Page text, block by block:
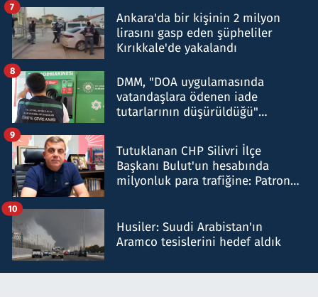
Ankara'da bir kişinin 2 milyon
lirasını gasp eden şüpheliler
Kırıkkale'de yakalandı
7
DMM, "DOA uygulamasında
vatandaşlara ödenen iade
tutarlarının düşürüldüğü"
8
Tutuklanan CHP Silivri İlçe
Başkanı Bulut'un hesabında
milyonluk para trafiğine: Patron
9
Husiler: Suudi Arabistan'ın
Aramco tesislerini hedef aldık
10